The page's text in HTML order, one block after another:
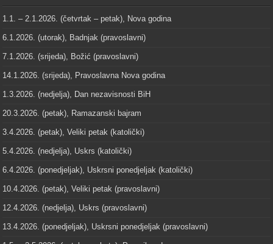
1.1. – 2.1.2026. (četvrtak – petak), Nova godina
6.1.2026. (utorak), Badnjak (pravoslavni)
7.1.2026. (srijeda), Božić (pravoslavni)
14.1.2026. (srijeda), Pravoslavna Nova godina
1.3.2026. (nedjelja), Dan nezavisnosti BiH
20.3.2026. (petak), Ramazanski bajram
3.4.2026. (petak), Veliki petak (katolički)
5.4.2026. (nedjelja), Uskrs (katolički)
6.4.2026. (ponedjeljak), Uskrsni ponedjeljak (katolički)
10.4.2026. (petak), Veliki petak (pravoslavni)
12.4.2026. (nedjelja), Uskrs (pravoslavni)
13.4.2026. (ponedjeljak), Uskrsni ponedjeljak (pravoslavni)